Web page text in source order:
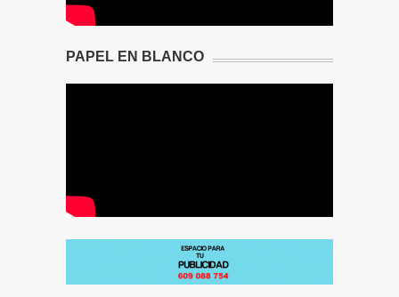
PAPEL EN BLANCO